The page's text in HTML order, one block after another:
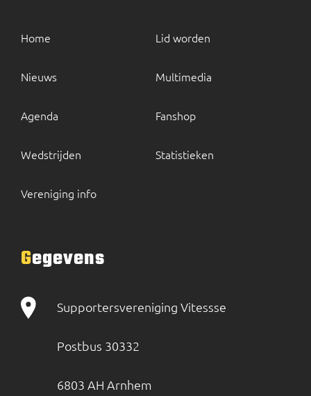
Home
Nieuws
Agenda
Wedstrijden
Vereniging info
Lid worden
Multimedia
Fanshop
Statistieken
Gegevens
Supportersvereniging Vitessse
Postbus 30332
6803 AH Arnhem